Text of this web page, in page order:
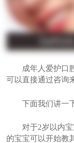
成年人爱护口腔
可以直接通过咨询
下面我们讲一下
对于2岁以内宝
的宝宝可以开始教